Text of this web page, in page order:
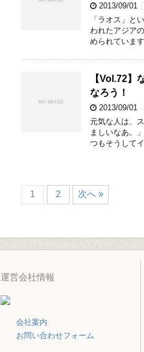
2013/09/01
「ラオス」と
われたアジア
められていま
【Vol.72】
なろう！
2013/09/01
元気な人は、
ましいなあ。
つもそうして
1 2 次へ »
運営会社情報
会社案内
お問い合わせフォーム